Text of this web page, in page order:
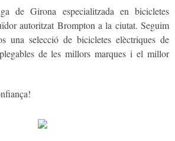
de Girona especialitzada en bicicletes
autoritzat Brompton a la ciutat. Seguim
una selecció de bicicletes elèctriques de
de les millors marques i el millor